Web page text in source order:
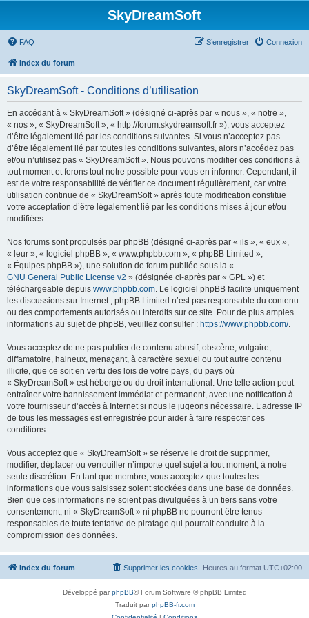
SkyDreamSoft
FAQ Connexion
S’enregistrer
Index du forum
SkyDreamSoft - Conditions d’utilisation
En accédant à « SkyDreamSoft » (désigné ci-après par « nous », « notre »,
« nos », « SkyDreamSoft », « http://forum.skydreamsoft.fr »), vous acceptez
d’être légalement lié par les conditions suivantes. Si vous n’acceptez pas
d’être légalement lié par toutes les conditions suivantes, alors n’accédez pas
et/ou n’utilisez pas « SkyDreamSoft ». Nous pouvons modifier ces conditions à
tout moment et ferons tout notre possible pour vous en informer. Cependant, il
est de votre responsabilité de vérifier ce document régulièrement, car votre
utilisation continue de « SkyDreamSoft » après toute modification constitue
votre acceptation d’être légalement lié par les conditions mises à jour et/ou
modifiées.
Nos forums sont propulsés par phpBB (désigné ci-après par « ils », « eux »,
« leur », « logiciel phpBB », « www.phpbb.com », « phpBB Limited »,
« Équipes phpBB »), une solution de forum publiée sous la «
GNU General Public License v2 » (désignée ci-après par « GPL ») et
téléchargeable depuis www.phpbb.com. Le logiciel phpBB facilite uniquement
les discussions sur Internet ; phpBB Limited n’est pas responsable du contenu
ou des comportements autorisés ou interdits sur ce site. Pour de plus amples
informations au sujet de phpBB, veuillez consulter : https://www.phpbb.com/.
Vous acceptez de ne pas publier de contenu abusif, obscène, vulgaire,
diffamatoire, haineux, menaçant, à caractère sexuel ou tout autre contenu
illicite, que ce soit en vertu des lois de votre pays, du pays où
« SkyDreamSoft » est hébergé ou du droit international. Une telle action peut
entraîner votre bannissement immédiat et permanent, avec une notification à
votre fournisseur d’accès à Internet si nous le jugeons nécessaire. L’adresse IP
de tous les messages est enregistrée pour aider à faire respecter ces
conditions.
Vous acceptez que « SkyDreamSoft » se réserve le droit de supprimer,
modifier, déplacer ou verrouiller n’importe quel sujet à tout moment, à notre
seule discrétion. En tant que membre, vous acceptez que toutes les
informations que vous saisissez soient stockées dans une base de données.
Bien que ces informations ne soient pas divulguées à un tiers sans votre
consentement, ni « SkyDreamSoft » ni phpBB ne pourront être tenus
responsables de toute tentative de piratage qui pourrait conduire à la
compromission des données.
Index du forum Heures au format UTC+02:00
Supprimer les cookies
Développé parphpBB® Forum Software © phpBB Limited
Traduit parphpBB-fr.com